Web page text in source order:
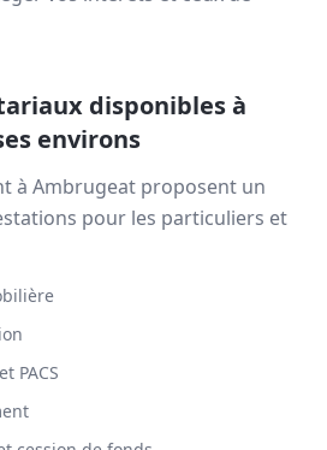
disponibles à
environs
à Ambrugeat proposent un
pour les particuliers et
PACS